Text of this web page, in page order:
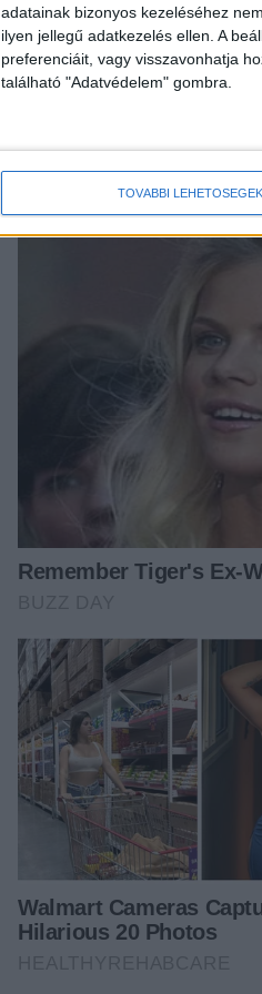
adatainak bizonyos kezeléséhez
ilyen jellegű adatkezelés ellen. A
preferenciáit, vagy visszavonhatja
található "Adatvédelem" gombra.
TOVÁBBI LEHETŐSÉGEK